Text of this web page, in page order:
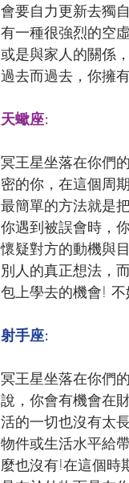
會要自力更新去獨
有一種很強烈的空
或是與家人的關係
過去而過去，你擁
天蠍座:
冥王星坐落在你們
密的你，在這個周
最簡單的方法就是
你遇到被誤會時，
懷疑對方的動機與
別人的真正想法，
包上學去的機會!
射手座:
冥王星坐落在你們
說，你會有機會在
活的一切也沒有太
物件或生活水平給
麼也沒有!在這個時